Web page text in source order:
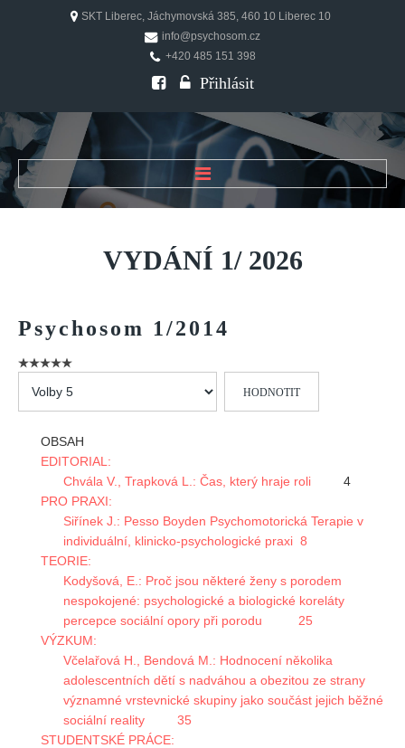
SKT Liberec, Jáchymovská 385, 460 10 Liberec 10
info@psychosom.cz
+420 485 151 398
Přihlásit
ÚVOD
O ČASOPISU
Historie
FAQ
PSYCHOSOM
Vydání 1/ 2026
Vydání 2/ 2025
Vydání 3-4/ 2024
Vydání 3-4/ 2023
Vydání 1-2/ 2023
Vydání 3-4/ 2022
Vydání 3-4/ 2021
Vydání 2/ 2021
VYDÁNÍ 1/ 2026
Psychosom 1/2014
prosím
OBSAH
EDITORIAL:
Chvála V., Trapková L.: Čas, který hraje roli 4
PRO PRAXI:
Siřínek J.: Pesso Boyden Psychomotorická Terapie v
individuální, klinicko-psychologické praxi 8
TEORIE:
Kodyšová, E.: Proč jsou některé ženy s porodem
nespokojené: psychologické a biologické koreláty
percepce sociální opory při porodu 25
VÝZKUM:
Včelařová H., Bendová M.: Hodnocení několika
adolescentních dětí s nadváhou a obezitou ze strany
významné vrstevnické skupiny jako součást jejich běžné
sociální reality 35
STUDENTSKÉ PRÁCE: